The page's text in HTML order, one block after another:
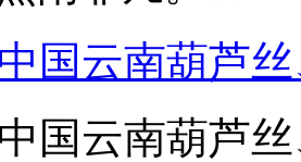
国云南葫芦
国云南葫芦